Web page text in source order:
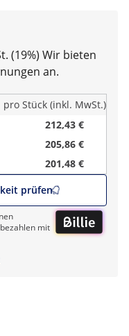
(19%) Wir bieten
an.
pro Stück (inkl. MwSt.)
212,43 €
205,86 €
201,48 €
prüfen
mit